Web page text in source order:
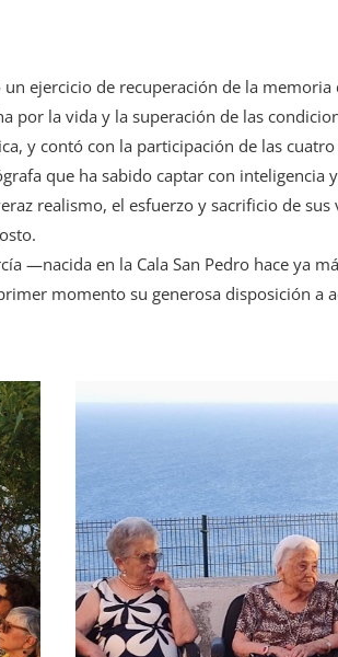
ejercicio de recuperación de la memoria
la vida y la superación de las
y contó con la participación de las
que ha sabido captar con inteligencia
realismo, el esfuerzo y sacrificio de sus
—nacida en la Cala San Pedro hace ya
momento su generosa disposición a